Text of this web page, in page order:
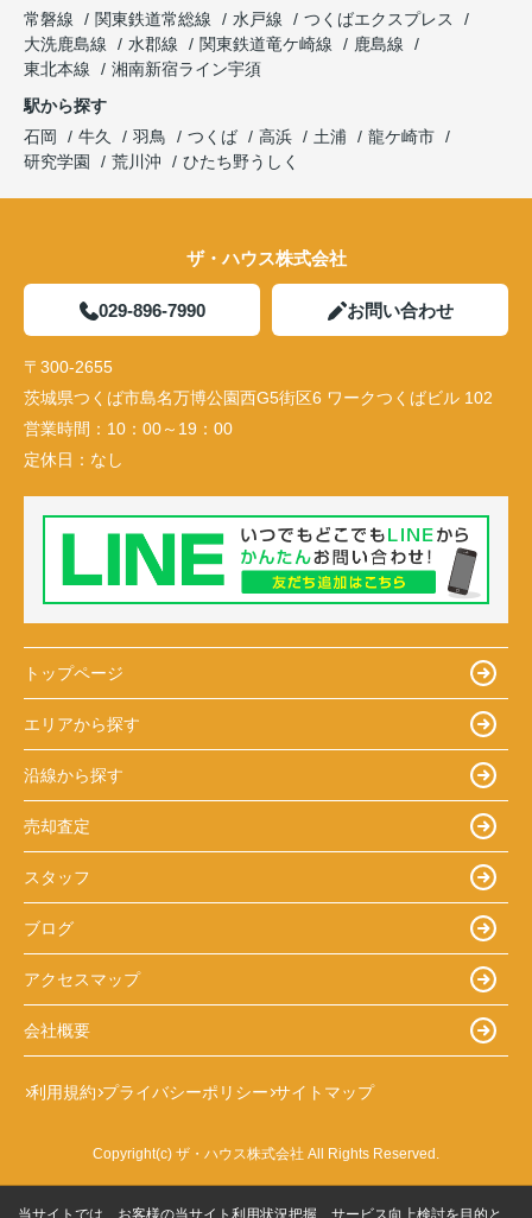
常磐線
関東鉄道常総線 水戸線
つくばエクスプレス
大洗鹿島線
水郡線 関東鉄道竜ケ崎線
鹿島線
東北本線
湘南新宿ライン宇須
駅から探す
石岡
牛久 羽鳥 つくば 高浜 土浦
龍ケ崎市
研究学園
荒川沖 ひたち野うしく
ザ・ハウス株式会社
029-896-7990 お問い合わせ
〒300-2655
茨城県つくば市島名万博公園西G5街区6 ワークつくばビル 102
営業時間： 10：00～19：00
定休日： なし
トップページ
エリアから探す
沿線から探す
売却査定
スタッフ
ブログ
アクセスマップ
会社概要
利用規約 プライバシーポリシー サイトマップ
Copyright(c) ザ・ハウス株式会社 All Rights Reserved.
当サイトでは、お客様の当サイト利用状況把握、サービス向上検討を目的と